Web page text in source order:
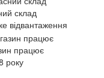
склад
відвантаження
працює
року